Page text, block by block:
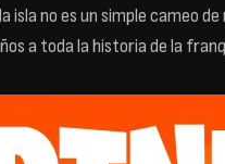
isla no es un simple cameo
a toda la historia de la